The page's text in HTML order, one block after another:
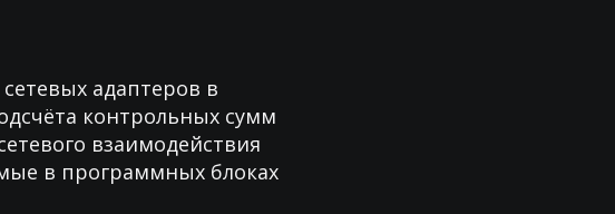
адаптеров в
контрольных сумм
взаимодействия
в программных блоках